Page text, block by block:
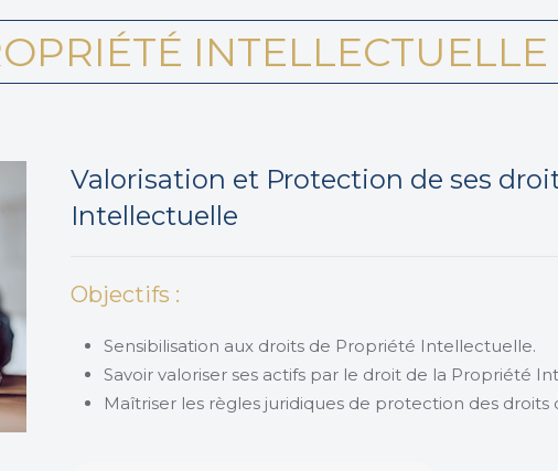
INTELLECTUELLE
Valorisation et Protection de ses
Intellectuelle
Objectifs :
Sensibilisation aux droits de Propriété Intellectuelle.
Savoir valoriser ses actifs par le droit de la Propriété
Maîtriser les règles juridiques de protection des